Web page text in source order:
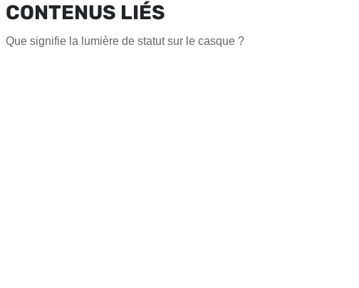
CONTENUS LIÉS
Que signifie la lumière de statut sur le casque ?